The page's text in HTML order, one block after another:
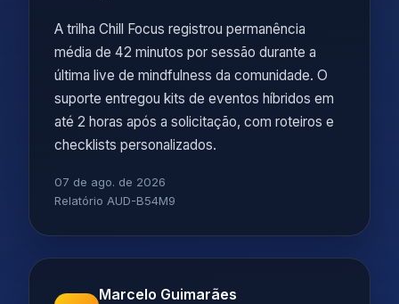
A trilha Chill Focus registrou permanência
média de 42 minutos por sessão durante a
última live de mindfulness da comunidade. O
suporte entregou kits de eventos híbridos em
até 2 horas após a solicitação, com roteiros e
checklists personalizados.
07 de ago. de 2026
Relatório AUD-B54M9
Marcelo Guimarães